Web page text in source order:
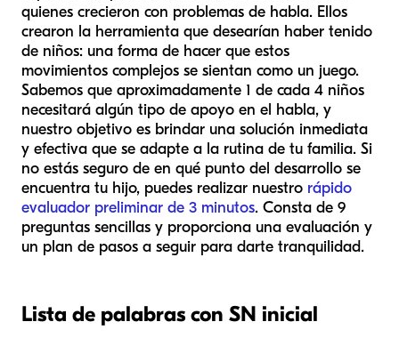
quienes crecieron con problemas de habla. Ellos
crearon la herramienta que desearían haber tenido
de niños: una forma de hacer que estos
movimientos complejos se sientan como un juego.
Sabemos que aproximadamente 1 de cada 4 niños
necesitará algún tipo de apoyo en el habla, y
nuestro objetivo es brindar una solución inmediata
y efectiva que se adapte a la rutina de tu familia. Si
no estás seguro de en qué punto del desarrollo se
encuentra tu hijo, puedes realizar nuestro rápido
evaluador preliminar de 3 minutos. Consta de 9
preguntas sencillas y proporciona una evaluación y
un plan de pasos a seguir para darte tranquilidad.
Lista de palabras con SN inicial